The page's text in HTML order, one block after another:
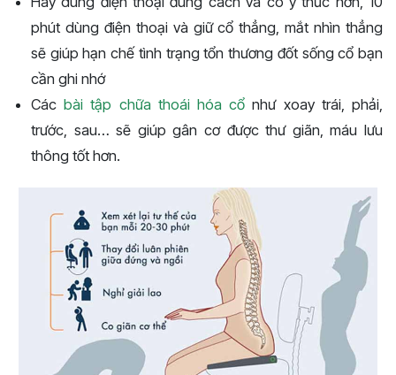
phút dùng điện thoại và giữ cổ thẳng, mắt nhìn thẳng
sẽ giúp hạn chế tình trạng tổn thương đốt sống cổ bạn
cần ghi nhớ
Cácbài tập chữa thoái hóa cổ như xoay trái, phải,
trước, sau… sẽ giúp gân cơ được thư giãn, máu lưu
thông tốt hơn.